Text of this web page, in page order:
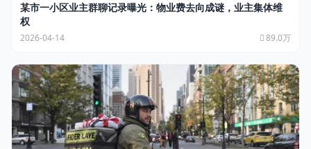
某市一小区业主群聊记录曝光：物业费去向成谜，业主集体维
权
2026-04-14 89.0万